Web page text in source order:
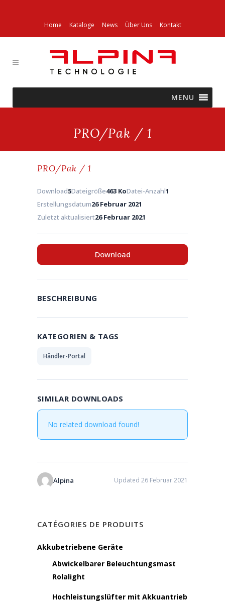
Home Kataloge News Über Uns Kontakt
MENU
PRO/Pak / 1
PRO/Pak / 1
Download5Dateigröße463 KoDatei-Anzahl1
Erstellungsdatum26 Februar 2021
Zuletzt aktualisiert26 Februar 2021
Download
BESCHREIBUNG
KATEGORIEN & TAGS
Händler-Portal
SIMILAR DOWNLOADS
No related download found!
Alpina Updated 26 Februar 2021
CATÉGORIES DE PRODUITS
Akkubetriebene Geräte
Abwickelbarer Beleuchtungsmast
Rolalight
Hochleistungslüfter mit Akkuantrieb